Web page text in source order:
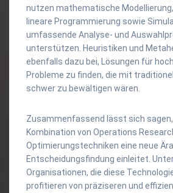
nutzen mathematische
lineare Programmierung sowie
umfassende Analyse- und
unterstützen. Heuristiken und
ebenfalls dazu bei, Lösungen für
Probleme zu finden, die mit
schwer zu bewältigen wären.
Zusammenfassend lässt sich
Kombination von Operations
Optimierungstechniken eine neue
Entscheidungsfindung einleitet.
Organisationen, die diese
profitieren von präziseren und